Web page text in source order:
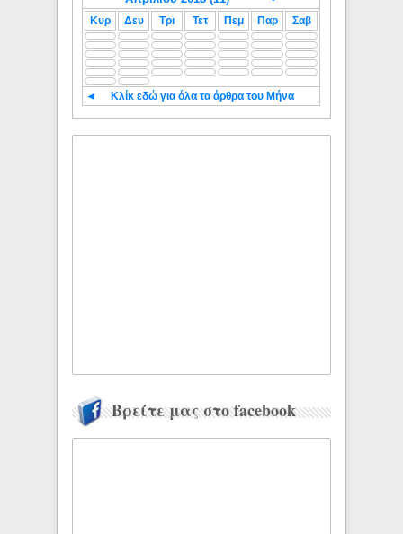
Κυρ Δευ Τρι Τετ Πεμ Παρ Σαβ
◄ Κλίκ εδώ για όλα τα άρθρα του Μήνα
Βρείτε μας στο facebook